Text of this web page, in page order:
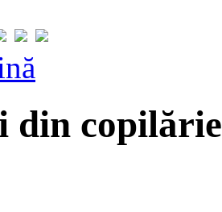
copilărie